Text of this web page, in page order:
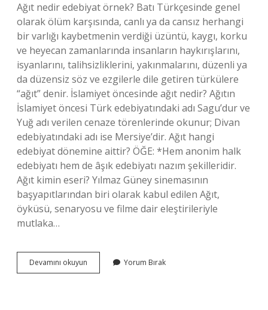
Ağıt nedir edebiyat örnek? Batı Türkçesinde genel
olarak ölüm karşısında, canlı ya da cansız herhangi
bir varlığı kaybetmenin verdiği üzüntü, kaygı, korku
ve heyecan zamanlarında insanların haykırışlarını,
isyanlarını, talihsizliklerini, yakınmalarını, düzenli ya
da düzensiz söz ve ezgilerle dile getiren türkülere
“ağıt” denir. İslamiyet öncesinde ağıt nedir? Ağıtın
İslamiyet öncesi Türk edebiyatındaki adı Sagu’dur ve
Yuğ adı verilen cenaze törenlerinde okunur; Divan
edebiyatındaki adı ise Mersiye’dir. Ağıt hangi
edebiyat dönemine aittir? ÖĞE: *Hem anonim halk
edebiyatı hem de âşık edebiyatı nazım şekilleridir.
Ağıt kimin eseri? Yılmaz Güney sinemasının
başyapıtlarından biri olarak kabul edilen Ağıt,
öyküsü, senaryosu ve filme dair eleştirileriyle
mutlaka…
Devamını okuyun
Ağıt
Yorum Bırak